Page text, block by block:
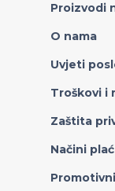
Proizvodi
O nama
Uvjeti
Troškovi i
Zaštita
Načini